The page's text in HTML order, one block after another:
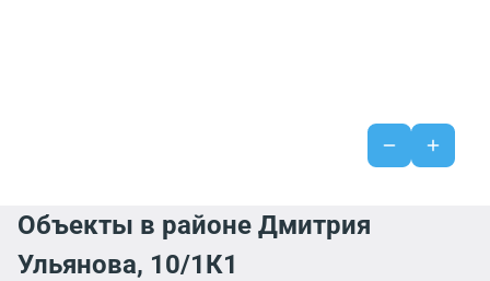
Объекты в районе Дмитрия
Ульянова, 10/1К1